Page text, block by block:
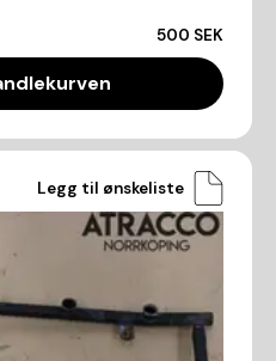
500 SEK
Legg til ønskeliste